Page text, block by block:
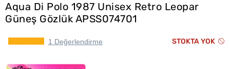
Aqua Di Polo 1987 Unisex Retro Leopar
Güneş Gözlük APSS074701
1 Değerlendirme STOKTA YOK